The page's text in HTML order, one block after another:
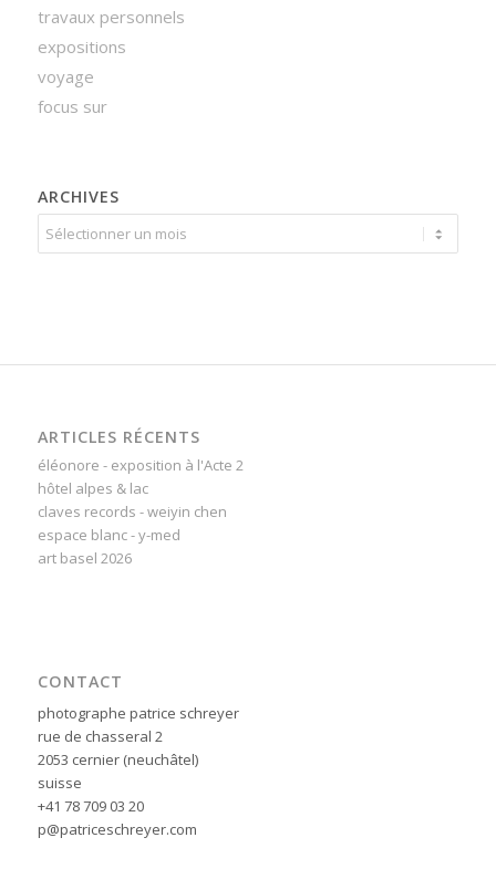
travaux personnels
expositions
voyage
focus sur
ARCHIVES
ARTICLES RÉCENTS
éléonore - exposition à l'Acte 2
hôtel alpes & lac
claves records - weiyin chen
espace blanc - y-med
art basel 2026
CONTACT
photographe patrice schreyer
rue de chasseral 2
2053 cernier (neuchâtel)
suisse
+41 78 709 03 20
p@patriceschreyer.com